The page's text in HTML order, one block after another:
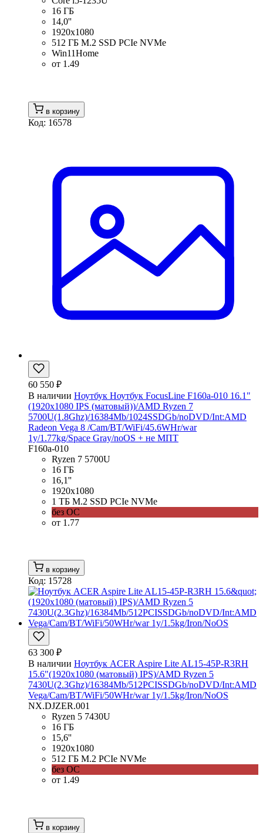
16 ГБ
14,0''
1920x1080
512 ГБ M.2 SSD PCIe NVMe
Win11Home
от 1.49
в корзину
Код: 16578
60 550 ₽
В наличии Ноутбук Ноутбук FocusLine F160a-010 16.1"
(1920x1080 IPS (матовый))/AMD Ryzen 7
5700U(1.8Ghz)/16384Mb/1024SSDGb/noDVD/Int:AMD
Radeon Vega 8 /Cam/BT/WiFi/45.6WHr/war
1y/1.77kg/Space Gray/noOS + не МПТ
F160a-010
Ryzen 7 5700U
16 ГБ
16,1''
1920x1080
1 ТБ M.2 SSD PCIe NVMe
без ОС
от 1.77
в корзину
Код: 15728
63 300 ₽
В наличии Ноутбук ACER Aspire Lite AL15-45P-R3RH
15.6"(1920x1080 (матовый) IPS)/AMD Ryzen 5
7430U(2.3Ghz)/16384Mb/512PCISSDGb/noDVD/Int:AMD
Vega/Cam/BT/WiFi/50WHr/war 1y/1.5kg/Iron/NoOS
NX.DJZER.001
Ryzen 5 7430U
16 ГБ
15,6''
1920x1080
512 ГБ M.2 PCIe NVMe
без ОС
от 1.49
в корзину